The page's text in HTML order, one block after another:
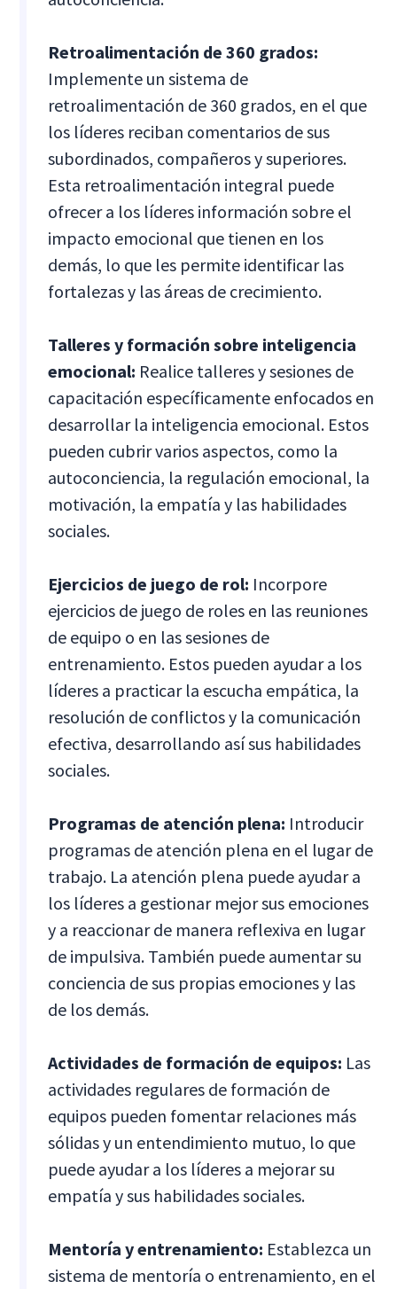
Retroalimentación de 360 grados:
Implemente un sistema de
retroalimentación de 360 grados, en el que
los líderes reciban comentarios de sus
subordinados, compañeros y superiores.
Esta retroalimentación integral puede
ofrecer a los líderes información sobre el
impacto emocional que tienen en los
demás, lo que les permite identificar las
fortalezas y las áreas de crecimiento.
Talleres y formación sobre inteligencia
emocional: Realice talleres y sesiones de
capacitación específicamente enfocados en
desarrollar la inteligencia emocional. Estos
pueden cubrir varios aspectos, como la
autoconciencia, la regulación emocional, la
motivación, la empatía y las habilidades
sociales.
Ejercicios de juego de rol: Incorpore
ejercicios de juego de roles en las reuniones
de equipo o en las sesiones de
entrenamiento. Estos pueden ayudar a los
líderes a practicar la escucha empática, la
resolución de conflictos y la comunicación
efectiva, desarrollando así sus habilidades
sociales.
Programas de atención plena: Introducir
programas de atención plena en el lugar de
trabajo. La atención plena puede ayudar a
los líderes a gestionar mejor sus emociones
y a reaccionar de manera reflexiva en lugar
de impulsiva. También puede aumentar su
conciencia de sus propias emociones y las
de los demás.
Actividades de formación de equipos: Las
actividades regulares de formación de
equipos pueden fomentar relaciones más
sólidas y un entendimiento mutuo, lo que
puede ayudar a los líderes a mejorar su
empatía y sus habilidades sociales.
Mentoría y entrenamiento: Establezca un
sistema de mentoría o entrenamiento, en el